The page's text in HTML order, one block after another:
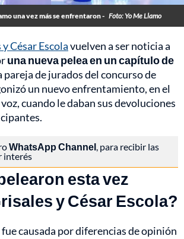
una vez más se enfrentaron - Foto: Yo Me Llamo
César Escolavuelven a ser noticia a
una nueva pelea en un capítulo de
pareja de jurados del concurso de
un nuevo enfrentamiento, en el
cuando le daban sus devoluciones
WhatsApp Channel, para recibir las
interés
esta vez
y César Escola?
causada por diferencias de opinión